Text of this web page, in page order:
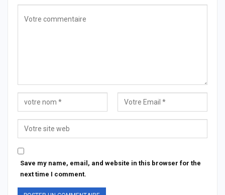
Save my name, email, and website in this browser for the
next time I comment.